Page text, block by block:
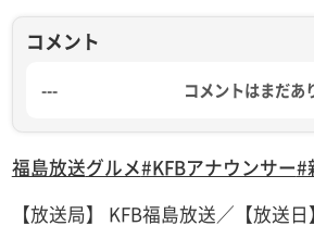
コメント
--- コメントはまだあ
福島放送グルメ#KFBアナウンサー#
【放送局】 KFB福島放送／【放送日